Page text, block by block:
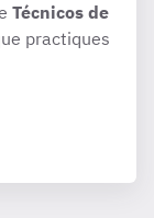
Técnicos de
practiques